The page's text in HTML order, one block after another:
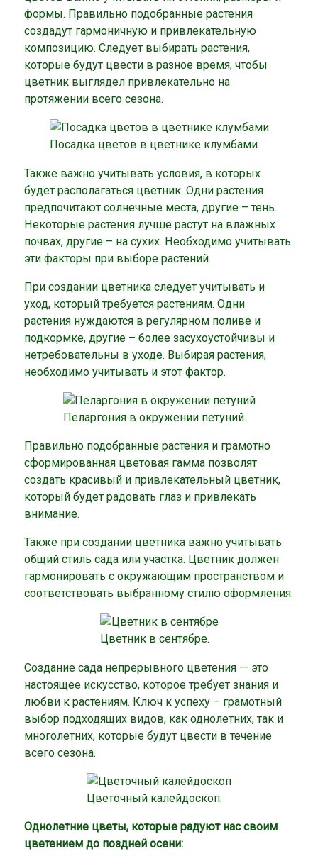
формы. Правильно подобранные растения
создадут гармоничную и привлекательную
композицию. Следует выбирать растения,
которые будут цвести в разное время, чтобы
цветник выглядел привлекательно на
протяжении всего сезона.
Посадка цветов в цветнике клумбами.
Также важно учитывать условия, в которых
будет располагаться цветник. Одни растения
предпочитают солнечные места, другие – тень.
Некоторые растения лучше растут на влажных
почвах, другие – на сухих. Необходимо учитывать
эти факторы при выборе растений.
При создании цветника следует учитывать и
уход, который требуется растениям. Одни
растения нуждаются в регулярном поливе и
подкормке, другие – более засухоустойчивы и
нетребовательны в уходе. Выбирая растения,
необходимо учитывать и этот фактор.
Пеларгония в окружении петуний.
Правильно подобранные растения и грамотно
сформированная цветовая гамма позволят
создать красивый и привлекательный цветник,
который будет радовать глаз и привлекать
внимание.
Также при создании цветника важно учитывать
общий стиль сада или участка. Цветник должен
гармонировать с окружающим пространством и
соответствовать выбранному стилю оформления.
Цветник в сентябре.
Создание сада непрерывного цветения — это
настоящее искусство, которое требует знания и
любви к растениям. Ключ к успеху – грамотный
выбор подходящих видов, как однолетних, так и
многолетних, которые будут цвести в течение
всего сезона.
Цветочный калейдоскоп.
Однолетние цветы, которые радуют нас своим
цветением до поздней осени: